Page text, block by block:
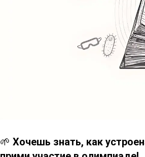
🌱 Хочешь знать, как